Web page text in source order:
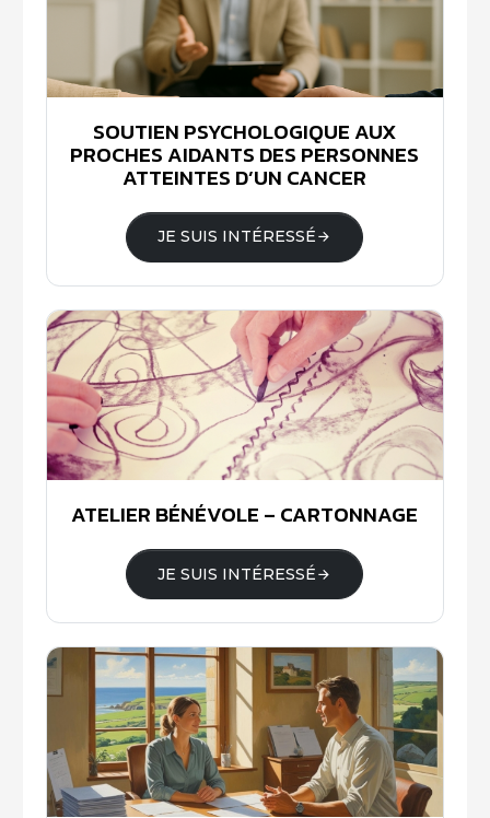
SOUTIEN PSYCHOLOGIQUE AUX
PROCHES AIDANTS DES PERSONNES
ATTEINTES D’UN CANCER
JE SUIS INTÉRESSÉ
ATELIER BÉNÉVOLE – CARTONNAGE
JE SUIS INTÉRESSÉ